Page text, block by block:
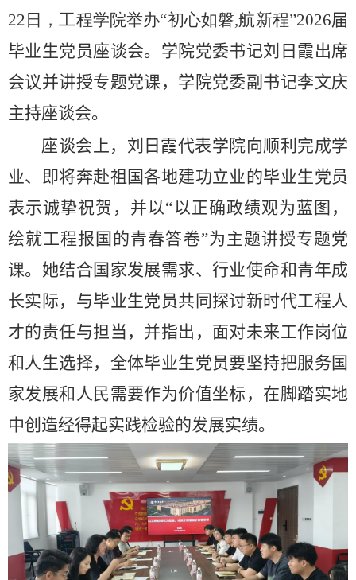
22 日，工程学院举办“初心如磐,航新程”2026届
毕业生党员座谈会。学院党委书记刘日霞出席
会议并讲授专题党课，学院党委副书记李文庆
主持座谈会。
座谈会上，刘日霞代表学院向顺利完成学
业、即将奔赴祖国各地建功立业的毕业生党员
表示诚挚祝贺，并以“以正确政绩观为蓝图，
绘就工程报国的青春答卷”为 主题讲授专题党
课。她结合国家发展需求、行业使命和青年成
长实际，与毕业生党员共同探讨新时代工程人
才的责任与担当 ， 并指出，面对未来工作岗位
和人生选择，全体毕业生党员要坚持把服务国
家发展和人民需要作为价值坐标，在脚踏实地
中创造经得起实践检验的发展实绩。